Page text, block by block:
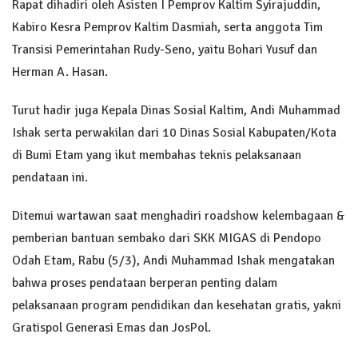
Rapat dihadiri oleh Asisten I Pemprov Kaltim Syirajuddin,
Kabiro Kesra Pemprov Kaltim Dasmiah, serta anggota Tim
Transisi Pemerintahan Rudy-Seno, yaitu Bohari Yusuf dan
Herman A. Hasan.
Turut hadir juga Kepala Dinas Sosial Kaltim, Andi Muhammad
Ishak serta perwakilan dari 10 Dinas Sosial Kabupaten/Kota
di Bumi Etam yang ikut membahas teknis pelaksanaan
pendataan ini.
Ditemui wartawan saat menghadiri roadshow kelembagaan &
pemberian bantuan sembako dari SKK MIGAS di Pendopo
Odah Etam, Rabu (5/3), Andi Muhammad Ishak mengatakan
bahwa proses pendataan berperan penting dalam
pelaksanaan program pendidikan dan kesehatan gratis, yakni
Gratispol Generasi Emas dan JosPol.